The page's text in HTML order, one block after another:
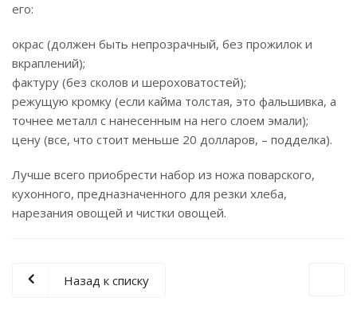
его:
окрас (должен быть непрозрачный, без прожилок и
вкраплений);
фактуру (без сколов и шероховатостей);
режущую кромку (если кайма толстая, это фальшивка, а
точнее металл с нанесенным на него слоем эмали);
цену (все, что стоит меньше 20 долларов, – подделка).
Лучше всего приобрести набор из ножа поварского,
кухонного, предназначенного для резки хлеба,
нарезания овощей и чистки овощей.
Назад к списку